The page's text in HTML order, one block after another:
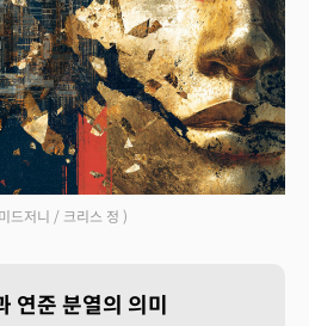
드저니 / 크리스 정 )
연준 분열의 의미